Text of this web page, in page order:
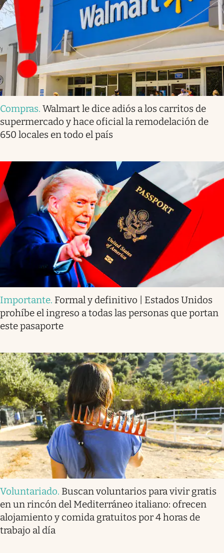
Compras. Walmart le dice adiós a los carritos de
supermercado y hace oficial la remodelación de
650 locales en todo el país
Importante. Formal y definitivo | Estados Unidos
prohíbe el ingreso a todas las personas que portan
este pasaporte
Voluntariado. Buscan voluntarios para vivir gratis
en un rincón del Mediterráneo italiano: ofrecen
alojamiento y comida gratuitos por 4 horas de
trabajo al día